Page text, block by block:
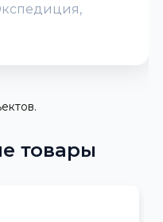
товары